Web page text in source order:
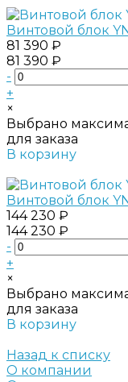
Винтовой блок
81 390 ₽
81 390 ₽
-
+
×
Выбрано
для заказа
В корзину
Винтовой блок
144 230 ₽
144 230 ₽
-
+
×
Выбрано
для заказа
В корзину
Назад к списку
О компании